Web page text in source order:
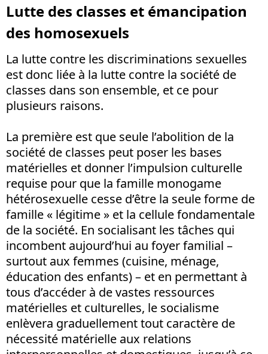
Lutte des classes et émancipation
des homosexuels
La lutte contre les discriminations sexuelles
est donc liée à la lutte contre la société de
classes dans son ensemble, et ce pour
plusieurs raisons.
La première est que seule l’abolition de la
société de classes peut poser les bases
matérielles et donner l’impulsion culturelle
requise pour que la famille monogame
hétérosexuelle cesse d’être la seule forme de
famille « légitime » et la cellule fondamentale
de la société. En socialisant les tâches qui
incombent aujourd’hui au foyer familial –
surtout aux femmes (cuisine, ménage,
éducation des enfants) – et en permettant à
tous d’accéder à de vastes ressources
matérielles et culturelles, le socialisme
enlèvera graduellement tout caractère de
nécessité matérielle aux relations